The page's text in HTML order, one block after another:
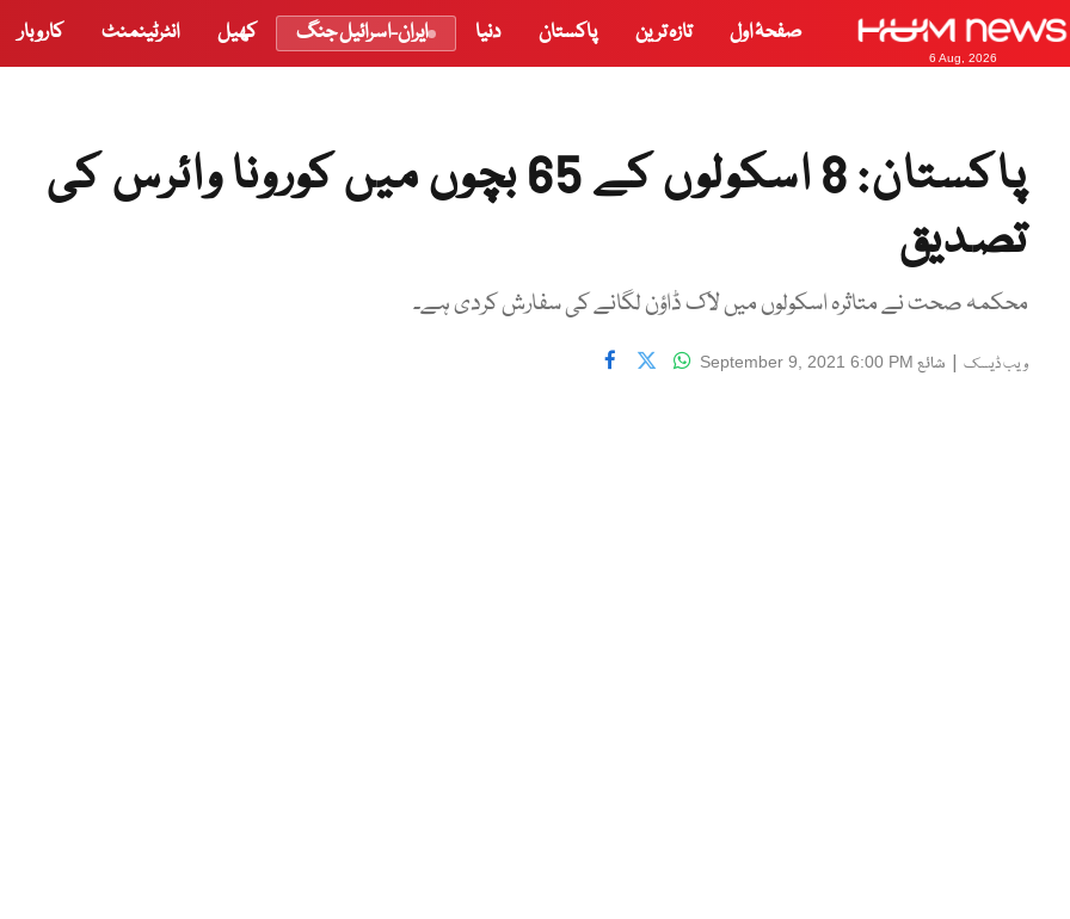
6 Aug, 2026
صفحۂ اول تازہ ترین پاکستان دنیا ایران-اسرائیل جنگ کھیل انٹرٹینمنٹ کاروبار
پاکستان: 8 اسکولوں کے 65 بچوں میں کورونا وائرس کی
تصدیق
محکمہ صحت نے متاثرہ اسکولوں میں لاک ڈاؤن لگانے کی سفارش کردی ہے۔
ویب ڈیسک | شائع September 9, 2021 6:00 PM